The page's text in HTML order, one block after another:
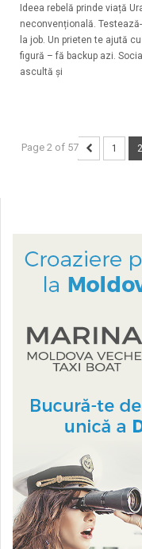
Ideea rebelă prinde viață
neconvențională.
la job. Un prieten te ajută
figură – fă backup azi.
ascultă și
Page 2 of 57 1 2